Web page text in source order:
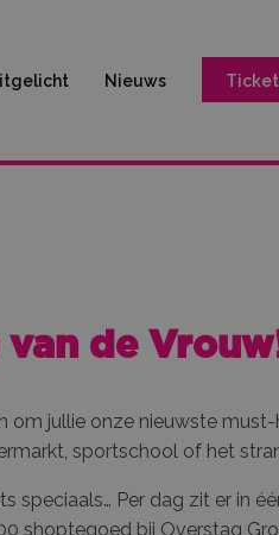
Nieuws
de
om jullie onze nieuwste
sportschool of het
speciaals… Per dag zit er in
shoptegoed bij Overstag